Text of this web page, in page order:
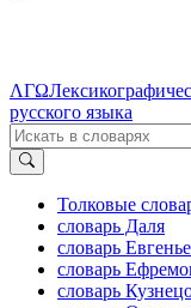
ΛΓΩ
русского языка
Толковые
словарь Даля
словарь
словарь
словарь